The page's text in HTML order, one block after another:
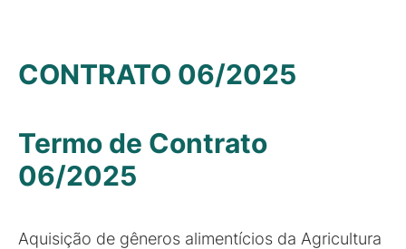
CONTRATO 06/2025
Termo de Contrato
06/2025
Aquisição de gêneros alimentícios da Agricultura